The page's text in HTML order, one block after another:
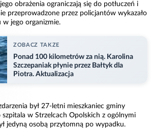
obrażenia ograniczają się do potłuczeń i
przeprowadzone przez policjantów wykazało
jego organizmie.
ZOBACZ TAKZE
Ponad 100 kilometrów za nią. Karolina
Szczepaniak płynie przez Bałtyk dla
Piotra. Aktualizacja
był 27-letni mieszkaniec gminy
szpitala w Strzelcach Opolskich z ogólnymi
jedyną osobą przytomną po wypadku.